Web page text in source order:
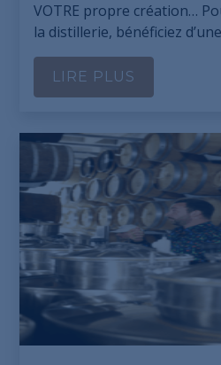
VOTRE propre création…
la distillerie, bénéficiez
LIRE PLUS